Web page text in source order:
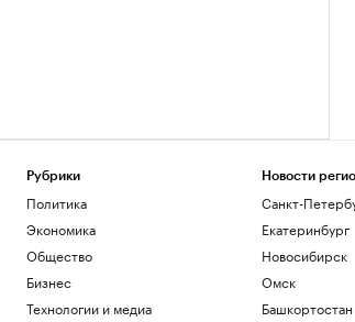
Рубрики
Политика
Экономика
Общество
Бизнес
Технологии и медиа
Новости
Санкт-
Екатеринбург
Новосибирск
Омск
Башкортостан